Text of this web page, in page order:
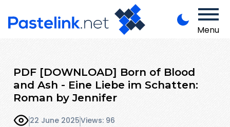
Menu
PDF [DOWNLOAD] Born of Blood
and Ash - Eine Liebe im Schatten:
Roman by Jennifer
22 June 2025Views: 96